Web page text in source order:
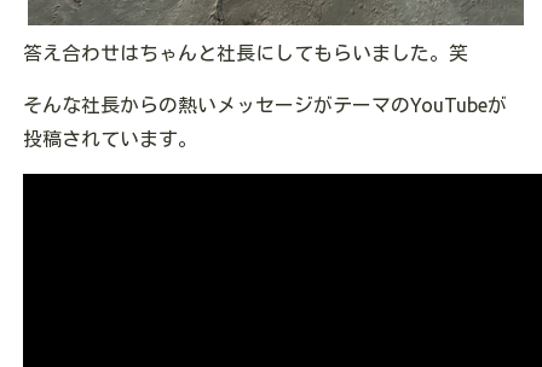
答え合わせはちゃんと社長にしてもらいました。笑
そんな社長からの熱いメッセージがテーマのYouTubeが
投稿されています。